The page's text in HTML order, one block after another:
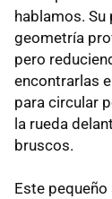
hablamos.
geometría
pero
encontrarlas
para circular
la rueda
bruscos.
Este